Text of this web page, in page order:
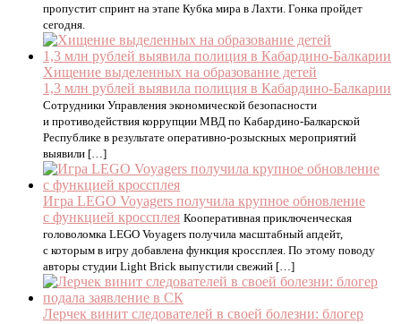
пропустит спринт на этапе Кубка мира в Лахти. Гонка пройдет
сегодня.
Хищение выделенных на образование детей
1,3 млн рублей выявила полиция в Кабардино-Балкарии
Сотрудники Управления экономической безопасности
и противодействия коррупции МВД по Кабардино-Балкарской
Республике в результате оперативно-розыскных мероприятий
выявили […]
Игра LEGO Voyagers получила крупное обновление
с функцией кроссплея Кооперативная приключенческая
головоломка LEGO Voyagers получила масштабный апдейт,
с которым в игру добавлена функция кроссплея. По этому поводу
авторы студии Light Brick выпустили свежий […]
Лерчек винит следователей в своей болезни: блогер